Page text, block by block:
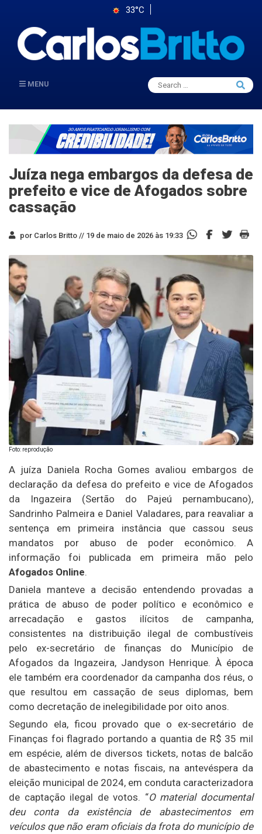
33°C
MENU
Search
for:
Search
Juíza nega embargos da defesa de
prefeito e vice de Afogados sobre
cassação
por Carlos Britto // 19 de maio de 2026 às 19:33
Foto: reprodução
A juíza Daniela Rocha Gomes avaliou embargos de
declaração da defesa do prefeito e vice de Afogados
da Ingazeira (Sertão do Pajeú pernambucano),
Sandrinho Palmeira e Daniel Valadares, para reavaliar a
sentença em primeira instância que cassou seus
mandatos por abuso de poder econômico. A
informação foi publicada em primeira mão pelo
Afogados Online.
Daniela manteve a decisão entendendo provadas a
prática de abuso de poder político e econômico e
arrecadação e gastos ilícitos de campanha,
consistentes na distribuição ilegal de combustíveis
pelo ex-secretário de finanças do Município de
Afogados da Ingazeira, Jandyson Henrique. À época
ele também era coordenador da campanha dos réus, o
que resultou em cassação de seus diplomas, bem
como decretação de inelegibilidade por oito anos.
Segundo ela, ficou provado que o ex-secretário de
Finanças foi flagrado portando a quantia de R$ 35 mil
em espécie, além de diversos tickets, notas de balcão
de abastecimento e notas fiscais, na antevéspera da
eleição municipal de 2024, em conduta caracterizadora
de captação ilegal de votos. “O material documental
deu conta da existência de abastecimentos em
veículos que não eram oficiais da frota do município de